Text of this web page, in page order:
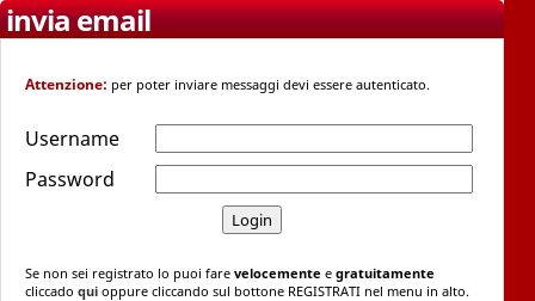
invia email
Attenzione: per poter inviare messaggi devi essere autenticato.
Username
Password
Se non sei registrato lo puoi fare velocemente e gratuitamente
cliccado qui oppure cliccando sul bottone REGISTRATI nel menu in alto.